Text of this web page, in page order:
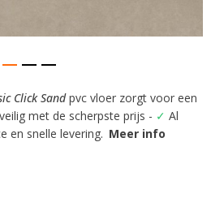
Click Sandpvc vloer zorgt voor een
met de scherpste prijs - ✓ Al
en snelle levering. Meer info